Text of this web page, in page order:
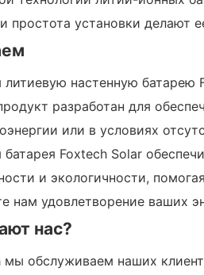
и простота установки
настенную
разработан для
или в условиях
батарея Foxtech Solar
и экологичности,
нам удовлетворение ваших
нас?
обслуживаем наших